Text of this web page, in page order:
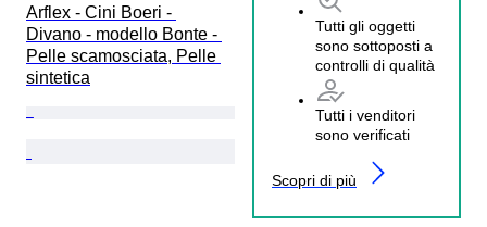
Tutti gli oggetti
sono sottoposti a
controlli di qualità
Tutti i venditori
sono verificati
Scopri di più
Arflex - Cini Boeri -
Divano - modello Bonte -
Pelle scamosciata, Pelle
sintetica